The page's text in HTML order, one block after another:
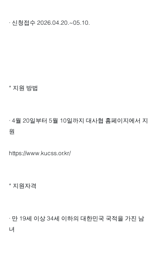
· 신청접수 2026.04.20.~05.10.
* 지원 방법
· 4월 20일부터 5월 10일까지 대사협 홈페이지에서 지
원
https://www.kucss.or.kr/
* 지원자격
· 만 19세 이상 34세 이하의 대한민국 국적을 가진 남
녀